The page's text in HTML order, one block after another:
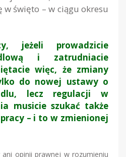
w święto – w ciągu okresu
jeżeli prowadzicie
i zatrudniacie
więc, że zmiany
do nowej ustawy o
lecz regulacji w
musicie szukać także
– i to w zmienionej
opinii prawnej w rozumieniu